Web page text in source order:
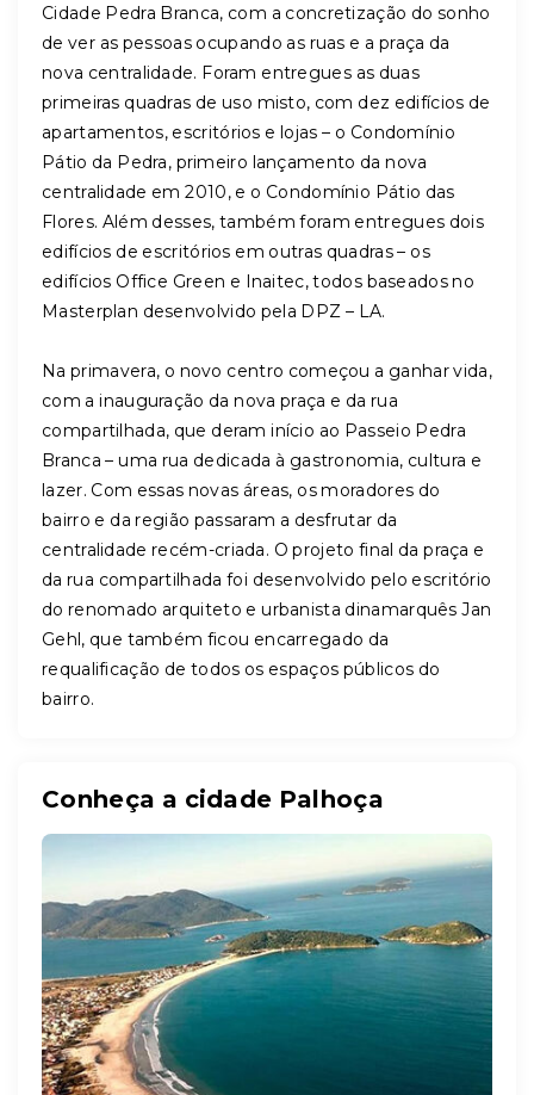
Cidade Pedra Branca, com a concretização do sonho
de ver as pessoas ocupando as ruas e a praça da
nova centralidade. Foram entregues as duas
primeiras quadras de uso misto, com dez edifícios de
apartamentos, escritórios e lojas – o Condomínio
Pátio da Pedra, primeiro lançamento da nova
centralidade em 2010, e o Condomínio Pátio das
Flores. Além desses, também foram entregues dois
edifícios de escritórios em outras quadras – os
edifícios Office Green e Inaitec, todos baseados no
Masterplan desenvolvido pela DPZ – LA.
Na primavera, o novo centro começou a ganhar vida,
com a inauguração da nova praça e da rua
compartilhada, que deram início ao Passeio Pedra
Branca – uma rua dedicada à gastronomia, cultura e
lazer. Com essas novas áreas, os moradores do
bairro e da região passaram a desfrutar da
centralidade recém-criada. O projeto final da praça e
da rua compartilhada foi desenvolvido pelo escritório
do renomado arquiteto e urbanista dinamarquês Jan
Gehl, que também ficou encarregado da
requalificação de todos os espaços públicos do
bairro.
Conheça a cidade Palhoça